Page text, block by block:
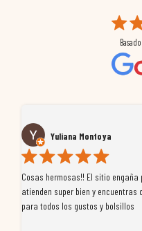
Yuliana Montoya
Cosas hermosas!! El sitio
atienden super bien y encuentras
para todos los gustos y bolsillos